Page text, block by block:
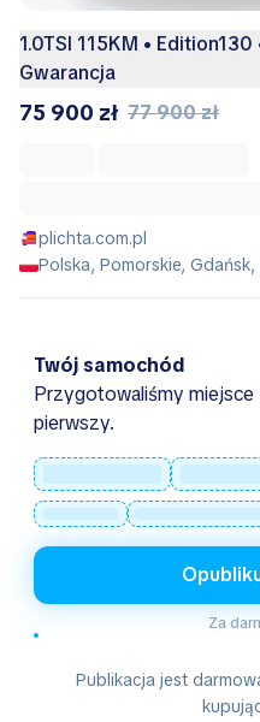
1.0TSI 115KM • Edition130
Gwarancja
75 900 zł 77 900 zł
plichta.com.pl
Polska, Pomorskie, Gdańsk,
Twój samochód
Przygotowaliśmy miejsce
pierwszy.
Za
Publikacja jest